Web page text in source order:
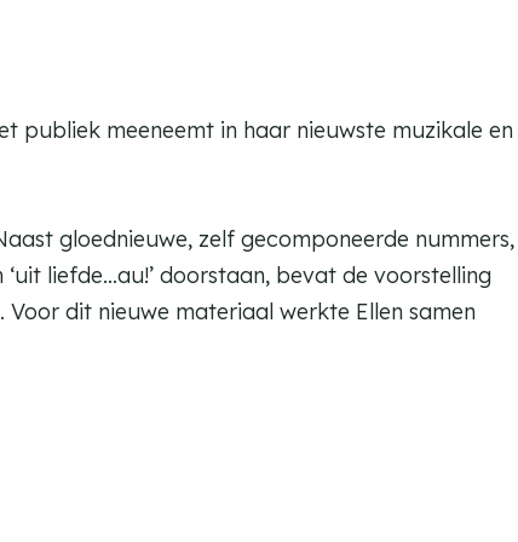
publiek meeneemt in haar nieuwste muzikale en
gloednieuwe, zelf gecomponeerde nummers,
liefde…au!’ doorstaan, bevat de voorstelling
dit nieuwe materiaal werkte Ellen samen